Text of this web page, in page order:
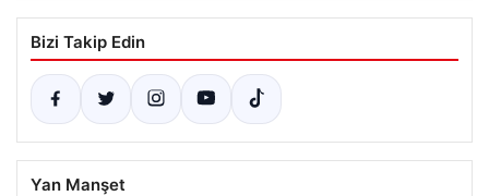
Bizi Takip Edin
Yan Manşet